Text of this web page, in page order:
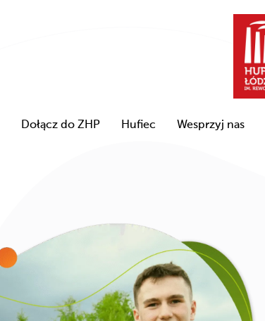
Dołącz do ZHP Hufiec Wesprzyj nas